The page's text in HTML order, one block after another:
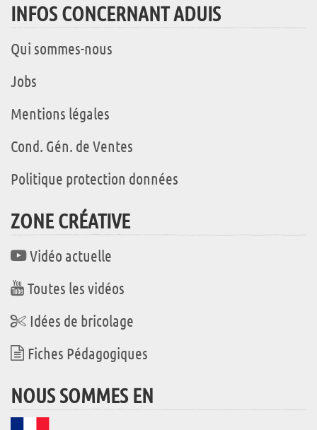
INFOS CONCERNANT ADUIS
Qui sommes-nous
Jobs
Mentions légales
Cond. Gén. de Ventes
Politique protection données
ZONE CRÉATIVE
Vidéo actuelle
Toutes les vidéos
Idées de bricolage
Fiches Pédagogiques
NOUS SOMMES EN